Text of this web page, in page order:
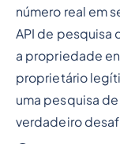
número real em
API de pesquisa
a propriedade
proprietário
uma pesquisa
verdadeiro